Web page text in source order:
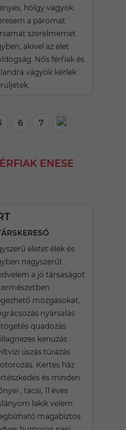
hölgy vagyok.
a páromat
szerelmemet
akivel az élet
Nős férfiak és
vágyók kérlek
6 7
ENESE
életet élek és
nagyszerűt .
a jó társaságot
mozgásokat,
nyársalás
quadozás
kenuzás
úszás túrázás
Kertes ház
és minden
, tacsi, 11 éves
lakik velem.
magabiztos